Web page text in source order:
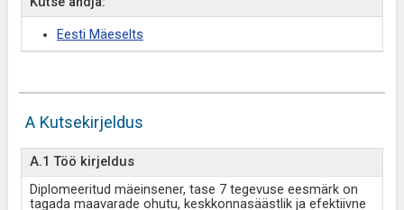
Eesti Mäeselts
A Kutsekirjeldus
A.1 Töö kirjeldus
Diplomeeritud mäeinsener, tase 7 tegevuse eesmärk on
tagada maavarade ohutu, keskkonnasäästlik ja efektiivne